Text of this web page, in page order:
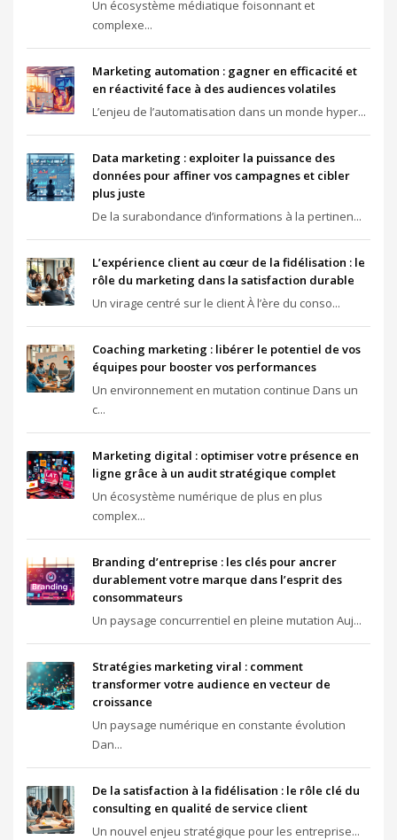
Un écosystème médiatique foisonnant et
complexe...
Marketing automation : gagner en efficacité et
en réactivité face à des audiences volatiles
L’enjeu de l’automatisation dans un monde hyper...
Data marketing : exploiter la puissance des
données pour affiner vos campagnes et cibler
plus juste
De la surabondance d’informations à la pertinen...
L’expérience client au cœur de la fidélisation : le
rôle du marketing dans la satisfaction durable
Un virage centré sur le client À l’ère du conso...
Coaching marketing : libérer le potentiel de vos
équipes pour booster vos performances
Un environnement en mutation continue Dans un
c...
Marketing digital : optimiser votre présence en
ligne grâce à un audit stratégique complet
Un écosystème numérique de plus en plus
complex...
Branding d’entreprise : les clés pour ancrer
durablement votre marque dans l’esprit des
consommateurs
Un paysage concurrentiel en pleine mutation Auj...
Stratégies marketing viral : comment
transformer votre audience en vecteur de
croissance
Un paysage numérique en constante évolution
Dan...
De la satisfaction à la fidélisation : le rôle clé du
consulting en qualité de service client
Un nouvel enjeu stratégique pour les entreprise...